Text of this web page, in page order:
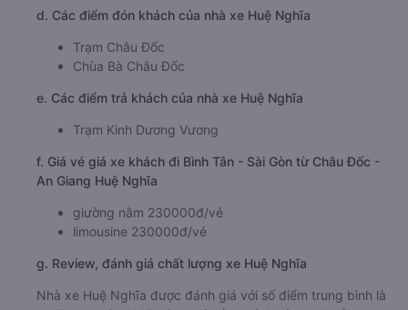
d. Các điểm đón khách của nhà xe Huệ Nghĩa
Trạm Châu Đốc
Chùa Bà Châu Đốc
e. Các điểm trả khách của nhà xe Huệ Nghĩa
Trạm Kinh Dương Vương
f. Giá vé giá xe khách đi Bình Tân - Sài Gòn từ Châu Đốc -
An Giang Huệ Nghĩa
giường nằm 230000đ/vé
limousine 230000đ/vé
g. Review, đánh giá chất lượng xe Huệ Nghĩa
Nhà xe Huệ Nghĩa được đánh giá với số điểm trung bình là